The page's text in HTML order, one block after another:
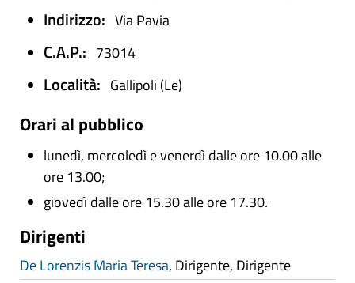
Indirizzo: Via Pavia
C.A.P.: 73014
Località: Gallipoli (Le)
Orari al pubblico
lunedì, mercoledì e venerdì dalle ore 10.00 alle
ore 13.00;
giovedì dalle ore 15.30 alle ore 17.30.
Dirigenti
De Lorenzis Maria Teresa, Dirigente, Dirigente